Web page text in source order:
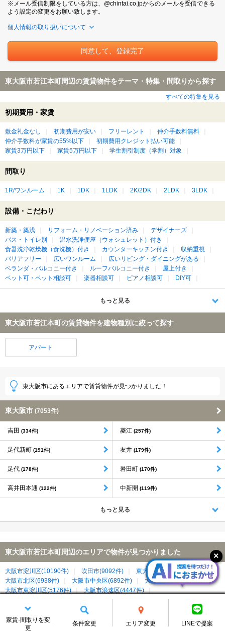
家賃·間取りを変
更
条件変更 エリア変更 LINEで提案
※メール受信制限をしている方は、@chintai.co.jpからのメールを受信できる
よう設定の変更をお願い致します。
個人情報の取り扱いについて
東大阪市若江本町周辺の賃貸物件をテーマ・特集・間取りから探す
すべての特集を見る
初期費用・家賃
敷金礼金なし 初期費用が安い フリーレント
仲介手数料無料
仲介手数料が家賃の55%以下
初期費用クレジット払い可能
家賃3万円以下
家賃5万円以下 学生割引制度（学割）対象
間取り
1R/ワンルーム 1K 1DK 1LDK 2K/2DK 2LDK 3LDK
設備・こだわり
新築・築浅 リフォーム・リノベーション済み
デザイナーズ
バス・トイレ別
温水洗浄便座（ウォシュレット）付き
食器洗浄乾燥機（食洗機）付き
カウンターキッチン付き
収納重視
バリアフリー
広いワンルーム
広いリビング・ダイニングがある
ベランダ・バルコニー付き
ルーフバルコニー付き
屋上付き
ペット可・ペット相談可
楽器相談可 ピアノ相談可 DIY可
もっと見る
東大阪市若江本町の賃貸物件を建物種別に絞って探す
アパート
東大阪市にあるエリアで賃貸物件が見つかりました！
東大阪市 (7053件)
吉田 (334件) 菱江 (257件)
足代新町 (191件) 友井 (179件)
足代 (178件) 岩田町 (170件)
高井田本通 (122件) 中新開 (119件)
もっと見る
東大阪市若江本町周辺のエリアで物件が見つかりました
大阪市淀川区(10190件) 吹田市(9092件)
東大阪市(7112件)
大阪市北区(6938件)
大阪市中央区(6892件)
大阪市西区(6631件)
大阪市東淀川区(5176件)
大阪市浪速区(4447件)
大阪市東成区(3150件)
大阪市住吉区(2737件)
大阪市平野区(2557件)
大阪市都島区(2372件)
大阪市東住吉区(2336件)
大阪市生野区(1985件)
大阪市天王寺区(1966件)